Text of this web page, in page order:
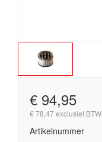
€ 94,95
€ 78,47 exclusief BTW
Artikelnummer